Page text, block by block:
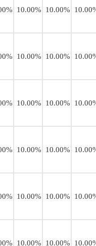
10.00% 10.00%
10.00% 10.00%
10.00% 10.00%
10.00% 10.00%
10.00% 10.00%
10.00% 10.00%